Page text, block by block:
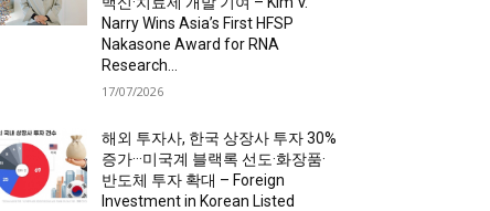
Narry Wins Asia’s First HFSP
Nakasone Award for RNA
Research...
17/07/2026
해외 투자사, 한국 상장사 투자 30%
증가···미국계 블랙록 선도·화장품·
반도체 투자 확대 – Foreign
Investment in Korean Listed